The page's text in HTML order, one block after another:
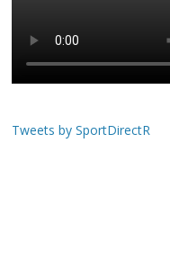
Tweets by SportDirectR